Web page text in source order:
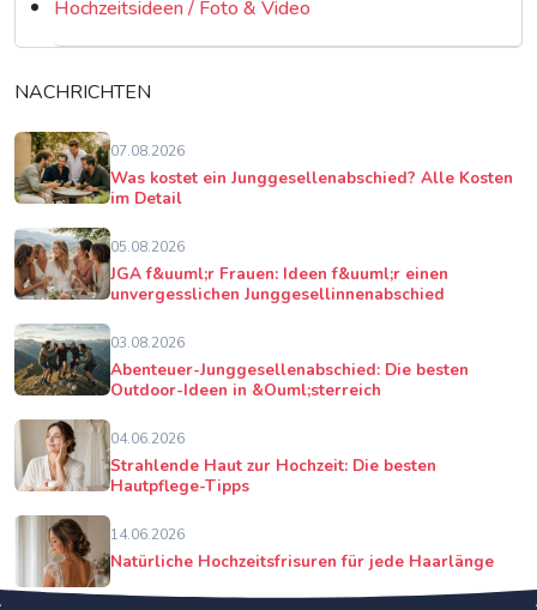
Hochzeitsideen / Foto & Video
NACHRICHTEN
07.08.2026
Was kostet ein Junggesellenabschied? Alle Kosten
im Detail
05.08.2026
JGA f&uuml;r Frauen: Ideen f&uuml;r einen
unvergesslichen Junggesellinnenabschied
03.08.2026
Abenteuer-Junggesellenabschied: Die besten
Outdoor-Ideen in &Ouml;sterreich
04.06.2026
Strahlende Haut zur Hochzeit: Die besten
Hautpflege-Tipps
14.06.2026
Natürliche Hochzeitsfrisuren für jede Haarlänge